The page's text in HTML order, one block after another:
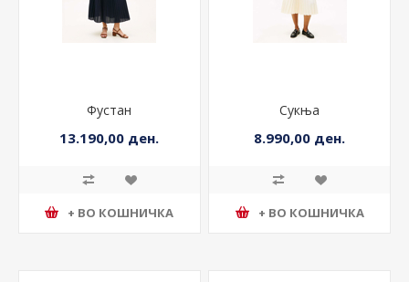
Фустан
13.190,00 ден.
+ ВО КОШНИЧКА
Сукња
8.990,00 ден.
+ ВО КОШНИЧКА